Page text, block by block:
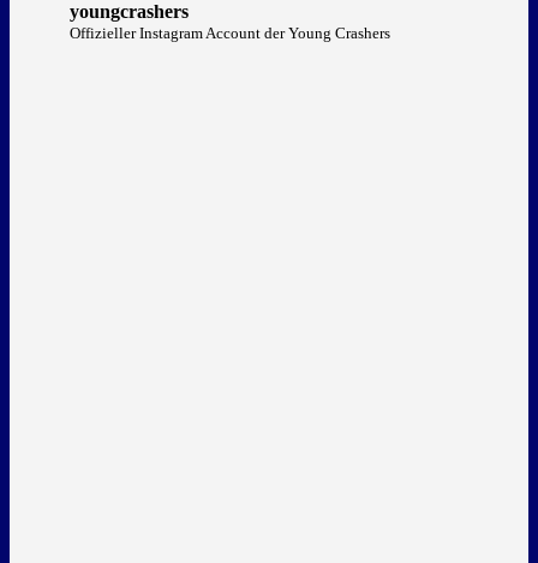
youngcrashers
Offizieller Instagram Account der Young Crashers